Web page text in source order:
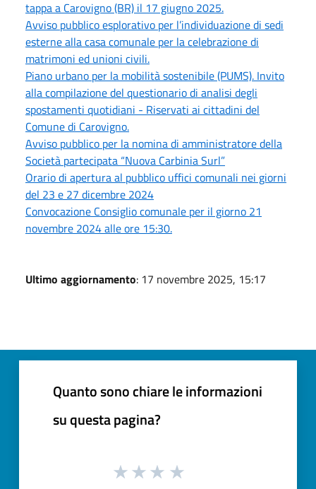
tappa a Carovigno (BR) il 17 giugno 2025.
Avviso pubblico esplorativo per l’individuazione di sedi
esterne alla casa comunale per la celebrazione di
matrimoni ed unioni civili.
Piano urbano per la mobilità sostenibile (PUMS). Invito
alla compilazione del questionario di analisi degli
spostamenti quotidiani - Riservati ai cittadini del
Comune di Carovigno.
Avviso pubblico per la nomina di amministratore della
Società partecipata “Nuova Carbinia Surl”
Orario di apertura al pubblico uffici comunali nei giorni
del 23 e 27 dicembre 2024
Convocazione Consiglio comunale per il giorno 21
novembre 2024 alle ore 15:30.
Ultimo aggiornamento: 17 novembre 2025, 15:17
Quanto sono chiare le informazioni
su questa pagina?